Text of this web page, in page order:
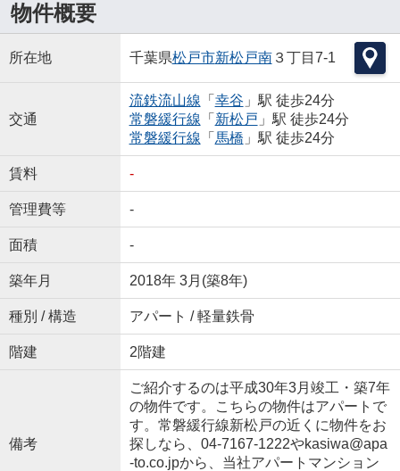
物件概要
所在地 千葉県松戸市新松戸南３丁目7-1
交通
流鉄流山線 「 幸谷 」駅 徒歩24分
常磐緩行線 「 新松戸 」駅 徒歩24分
常磐緩行線 「 馬橋 」駅 徒歩24分
賃料 -
管理費等 -
面積 -
築年月 2018年 3月(築8年)
種別 / 構造 アパート / 軽量鉄骨
階建 2階建
備考
ご紹介するのは平成30年3月竣工・築7年
の物件です。こちらの物件はアパートで
す。常磐緩行線新松戸の近くに物件をお
探しなら、04-7167-1222やkasiwa@apa
-to.co.jpから、当社アパートマンション